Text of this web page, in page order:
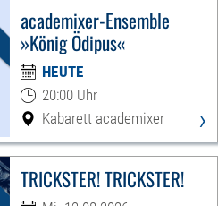
academixer-Ensemble
»König Ödipus«
HEUTE
20:00 Uhr
Kabarett academixer
›
TRICKSTER! TRICKSTER!